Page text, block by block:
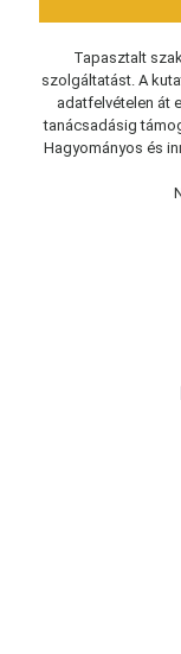
Tapasztalt
szolgáltatást. A
adatfelvételen át
tanácsadásig
Hagyományos és